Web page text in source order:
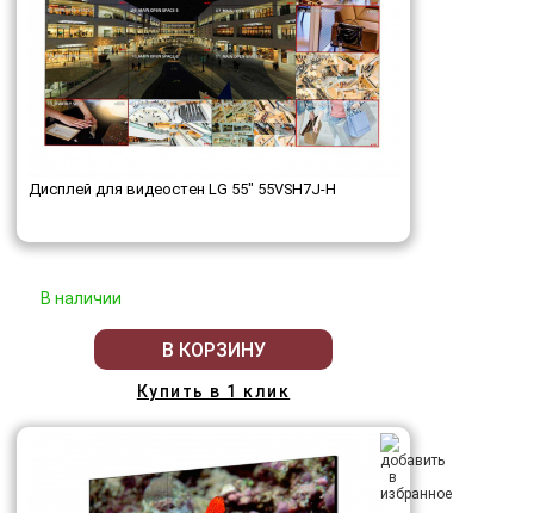
Дисплей для видеостен LG 55" 55VSH7J-H
В наличии
В КОРЗИНУ
Купить в 1 клик